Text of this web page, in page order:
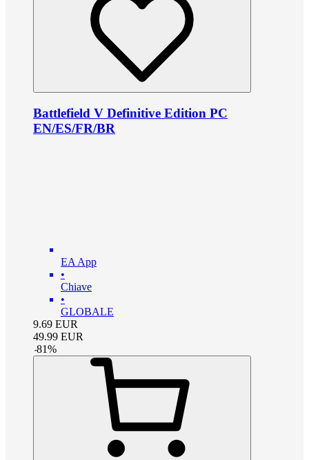
Battlefield V Definitive Edition PC
EN/ES/FR/BR
EA App
•
Chiave
•
GLOBALE
9.69 EUR
49.99 EUR
-81%